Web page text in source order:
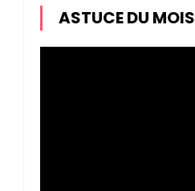
ASTUCE DU MOIS